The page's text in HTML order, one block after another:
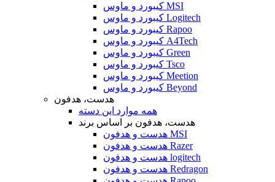
کیبورد و ماوس MSI
کیبورد و ماوس Logitech
کیبورد و ماوس Rapoo
کیبورد و ماوس A4Tech
کیبورد و ماوس Green
کیبورد و ماوس Tsco
کیبورد و ماوس Meetion
کیبورد و ماوس Beyond
هدست، هدفون
همه موارد این دسته
هدست، هدفون بر اساس برند
هدست و هدفون MSI
هدست و هدفون Razer
هدست و هدفون logitech
هدست و هدفون Redragon